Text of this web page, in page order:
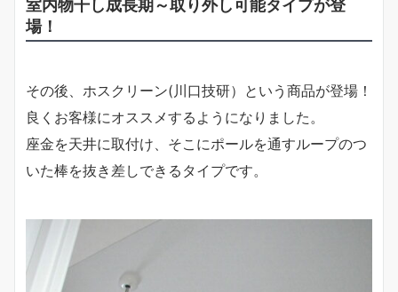
室内物干し成長期～取り外し可能タイプが登
場！
その後、ホスクリーン(川口技研）という商品が登場！
良くお客様にオススメするようになりました。
座金を天井に取付け、そこにポールを通すループのつ
いた棒を抜き差しできるタイプです。